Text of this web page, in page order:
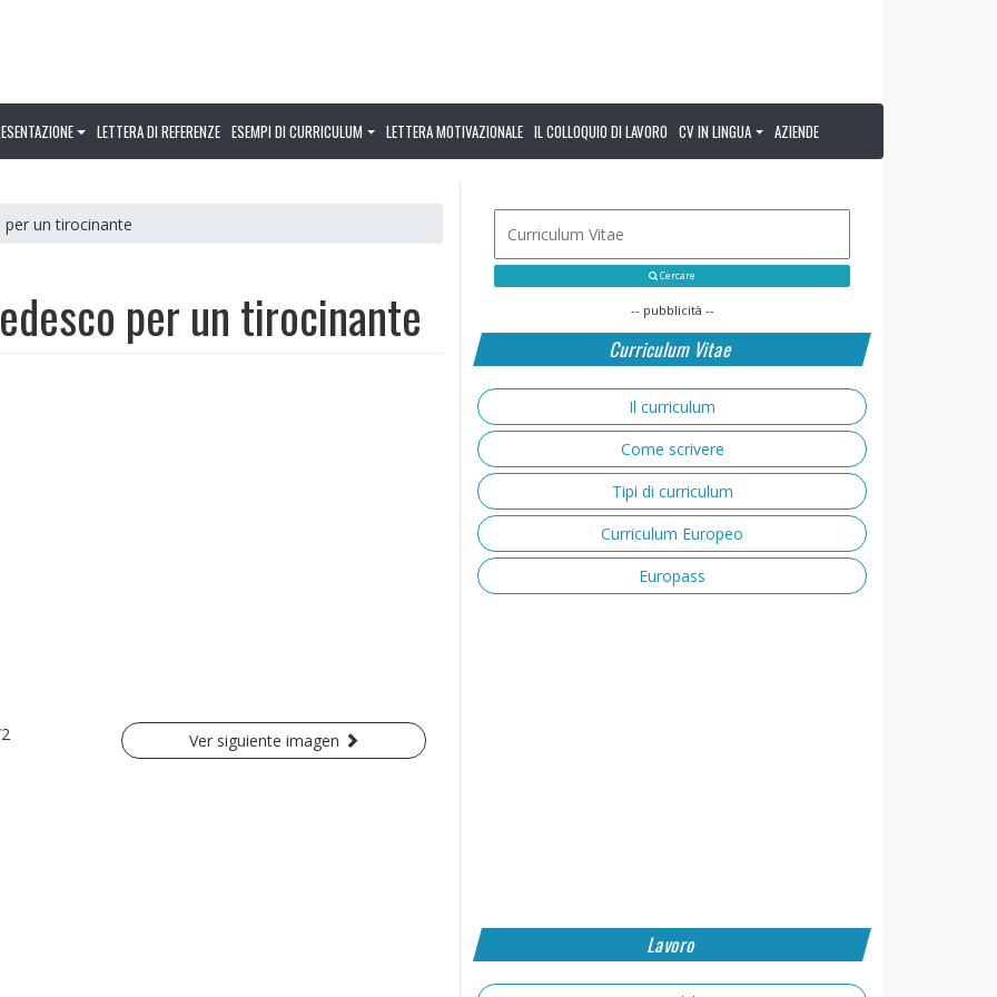
LETTERA DI REFERENZE ESEMPI DI CURRICULUM LETTERA MOTIVAZIONALE IL COLLOQUIO DI LAVORO CV IN LINGUA AZIENDE
un tirocinante
per un tirocinante
Ver siguiente imagen
Cercare
-- pubblicità --
Curriculum Vitae
Il curriculum
Come scrivere
Tipi di curriculum
Curriculum Europeo
Europass
Lavoro